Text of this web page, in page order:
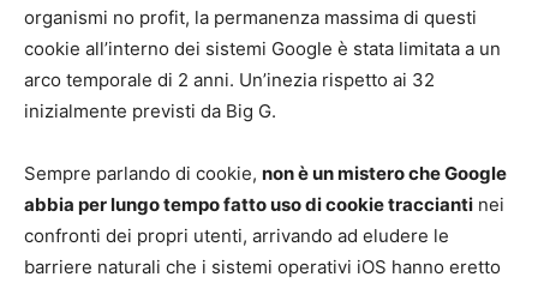
organismi no profit, la permanenza massima di questi
cookie all’interno dei sistemi Google è stata limitata a un
arco temporale di 2 anni. Un’inezia rispetto ai 32
inizialmente previsti da Big G.
Sempre parlando di cookie, non è un mistero che Google
abbia per lungo tempo fatto uso di cookie traccianti nei
confronti dei propri utenti, arrivando ad eludere le
barriere naturali che i sistemi operativi iOS hanno eretto